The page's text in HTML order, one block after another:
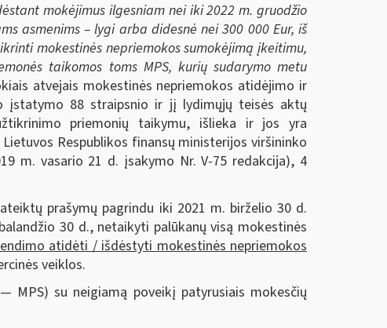
mokėjimus ilgesniam nei iki 2022 m. gruodžio
asmenims – lygi arba didesnė nei 300 000 Eur, iš
mokestinės nepriemokos sumokėjimą įkeitimu,
taikomos toms MPS, kurių sudarymo metu
atvejais mokestinės nepriemokos atidėjimo ir
įstatymo 88 straipsnio ir jį lydimųjų teisės aktų
priemonių taikymu, išlieka ir jos yra
Respublikos finansų ministerijos viršininko
m. vasario 21 d. įsakymo Nr. V-75 redakcija), 4
prašymų pagrindu iki 2021 m. birželio 30 d.
30 d., netaikyti palūkanų visą mokestinės
atidėti / išdėstyti mokestinės nepriemokos
veiklos.
MPS) su neigiamą poveikį patyrusiais mokesčių